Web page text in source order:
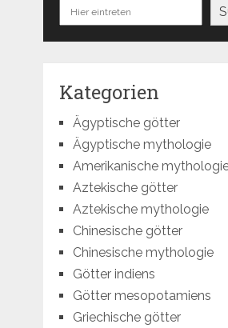
Kategorien
Ägyptische götter
Ägyptische mythologie
Amerikanische
Aztekische götter
Aztekische mythologie
Chinesische götter
Chinesische mythologie
Götter indiens
Götter mesopotamiens
Griechische götter